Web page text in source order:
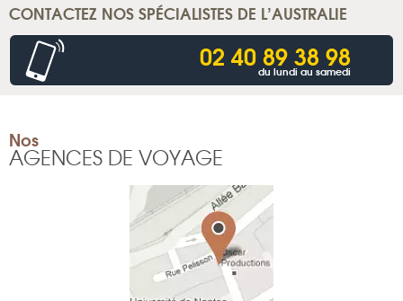
CONTACTEZ NOS SPÉCIALISTES DE L’AUSTRALIE
02 40 89 38 98
du lundi au samedi
Nos
AGENCES DE VOYAGE